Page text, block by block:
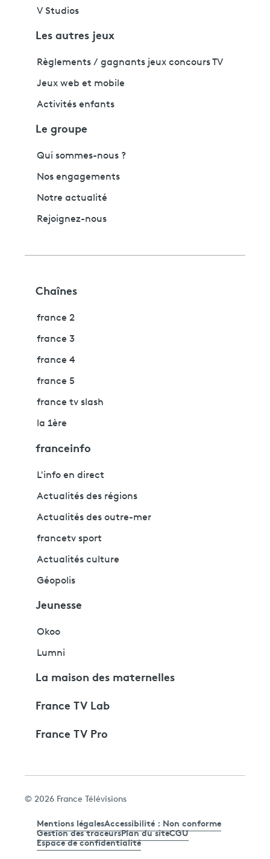
V Studios
Les autres jeux
Règlements / gagnants jeux concours TV
Jeux web et mobile
Activités enfants
Le groupe
Qui sommes-nous ?
Nos engagements
Notre actualité
Rejoignez-nous
Chaînes
france 2
france 3
france 4
france 5
france tv slash
la 1ère
franceinfo
L'info en direct
Actualités des régions
Actualités des outre-mer
francetv sport
Actualités culture
Géopolis
Jeunesse
Okoo
Lumni
La maison des maternelles
France TV Lab
France TV Pro
© 2026 France Télévisions
Mentions légalesAccessibilité : Non conforme
Gestion des traceursPlan du siteCGU
Espace de confidentialité